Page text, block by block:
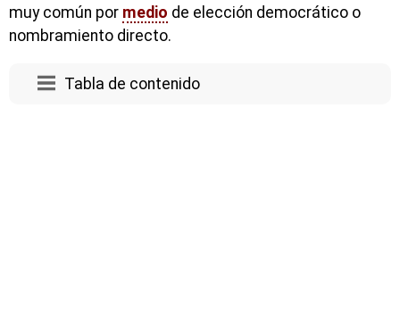
muy común por medio de elección democrático o
nombramiento directo.
Tabla de contenido